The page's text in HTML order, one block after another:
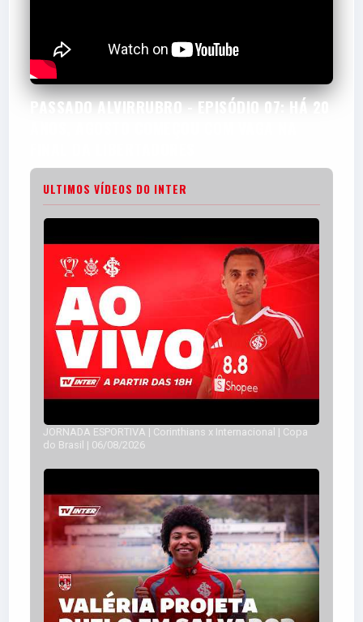
PASSADO ALVIRRUBRO - EPISÓDIO 07: HÁ 20
ULTIMOS VÍDEOS DO INTER
JORNADA ESPORTIVA | Corinthians x Internacional | Copa
do Brasil | 06/08/2026